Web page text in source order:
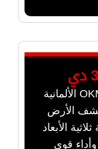
جيبارد جي بي آر من شركة OKM الألمانية
كشف الأرض
الأبعاد
وأداء قوي